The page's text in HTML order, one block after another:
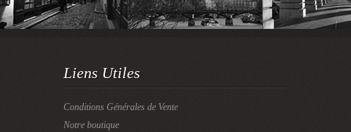
Liens Utiles
Conditions Générales de Vente
Notre boutique